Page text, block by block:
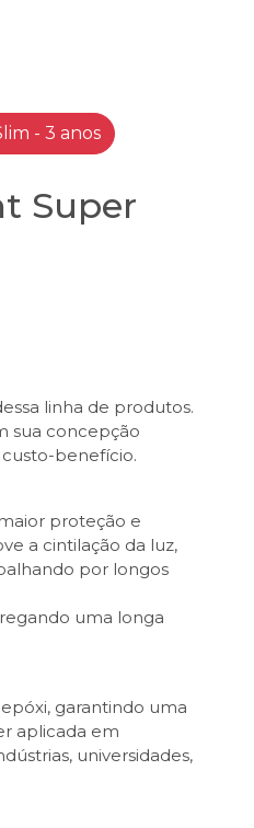
- 3 anos
Super
linha de produtos.
sua concepção
benefício.
proteção e
a cintilação da luz,
por longos
uma longa
garantindo uma
aplicada em
universidades,